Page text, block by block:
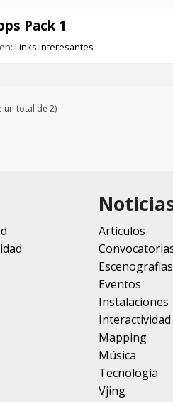
Pack 1
en: Links interesantes
un total de 2)
Artículos
Escenografias
Eventos
Instalaciones
Interactividad
Mapping
Música
Tecnología
Vjing